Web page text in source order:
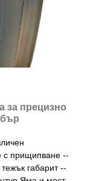
за прецизно
с прищипване --
габарит --